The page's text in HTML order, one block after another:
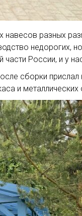
разных
недорогих,
России, и у
сборки
и металлических